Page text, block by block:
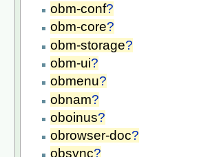
obm-conf?
obm-core?
obm-storage?
obm-ui?
obmenu?
obnam?
oboinus?
obrowser-doc?
obsync?